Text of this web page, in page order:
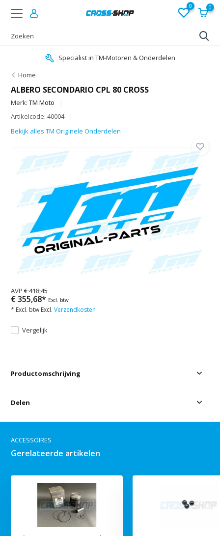
0 0
Specialist in TM-Motoren & Onderdelen
Home
ALBERO SECONDARIO CPL 80 CROSS
Merk:TM Moto
Artikelcode: 40004
Bekijk alles TM Originele Onderdelen
AVP€ 418,45
€ 355,68* Excl. btw
* Excl. btw Excl.Verzendkosten
Vergelijk
Productomschrijving
Delen
ACCESSOIRES
Gerelateerde artikelen